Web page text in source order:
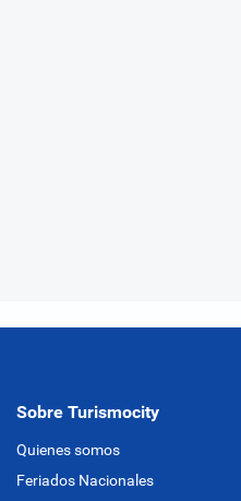
Sobre Turismocity
Quienes somos
Feriados Nacionales